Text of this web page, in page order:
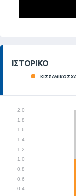
ΙΣΤΟΡΙΚΌ
ΚΙΣΣΑΜΙΚΟΣ